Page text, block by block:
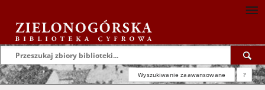
Wyszukiwanie zaawansowane ?